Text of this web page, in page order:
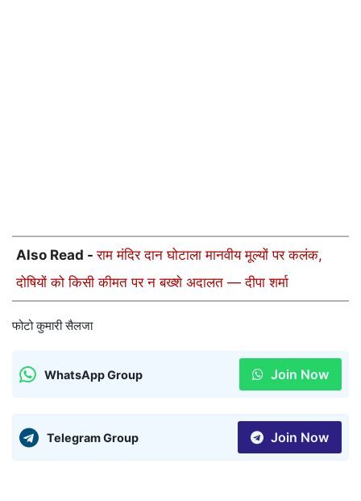
Also Read -राम मंदिर दान घोटाला मानवीय मूल्यों पर कलंक,
दोषियों को किसी कीमत पर न बख्शे अदालत — दीपा शर्मा
फोटो कुमारी सैलजा
WhatsApp Group Join Now
Telegram Group Join Now